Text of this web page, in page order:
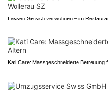
Lassen Sie sich verwöhnen – im
Kati Care: Massgeschneiderte Betreuung